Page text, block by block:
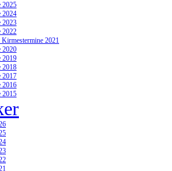
2025
2024
2023
2022
2021
2020
2019
2018
2017
2016
2015